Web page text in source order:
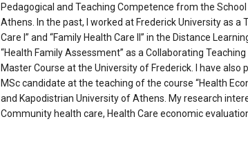
Pedagogical and Teaching Competence from the
Athens. In the past, I worked at Frederick University as
Care I” and “Family Health Care II” in the Distance
“Health Family Assessment” as a Collaborating
Master Course at the University of Frederick. I have also
MSc candidate at the teaching of the course “Health
and Kapodistrian University of Athens. My research
Community health care, Health Care economic